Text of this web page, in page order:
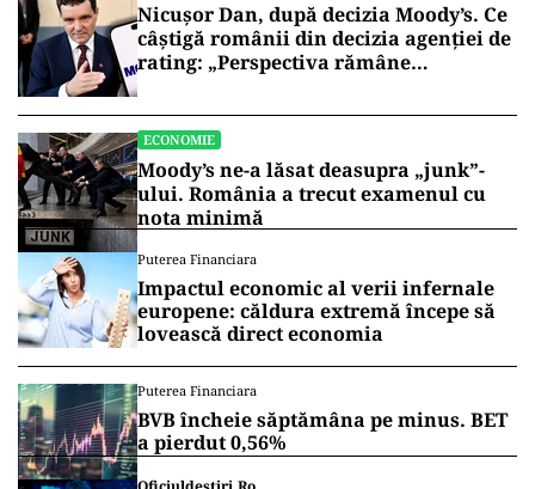
Nicușor Dan, după decizia Moody’s. Ce
câștigă românii din decizia agenției de
rating: „Perspectiva rămâne
ECONOMIE
Moody’s ne-a lăsat deasupra „junk”-
ului. România a trecut examenul cu
nota minimă
Puterea Financiara
Impactul economic al verii infernale
europene: căldura extremă începe să
lovească direct economia
Puterea Financiara
BVB încheie săptămâna pe minus. BET
a pierdut 0,56%